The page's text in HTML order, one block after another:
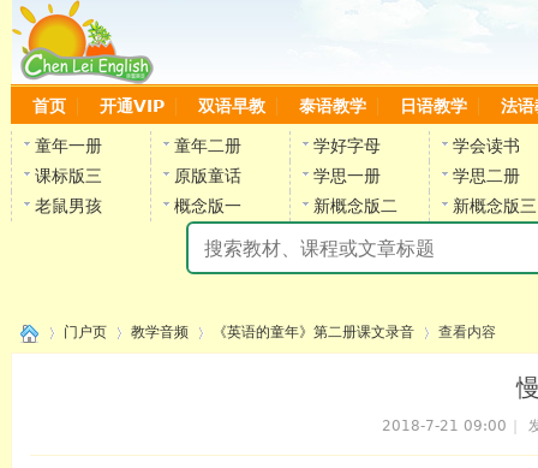
首页 开通VIP 双语早教 泰语教学 日语教学 法语
童年一册 童年二册 学好字母
学会读书
课标版三
原版童话 学思一册
学思二册
老鼠男孩
概念版一 新概念版二 新概念版三
门户页 教学音频 《英语的童年》第二册课文录音
›
查看内容
2018-7-21 09:00